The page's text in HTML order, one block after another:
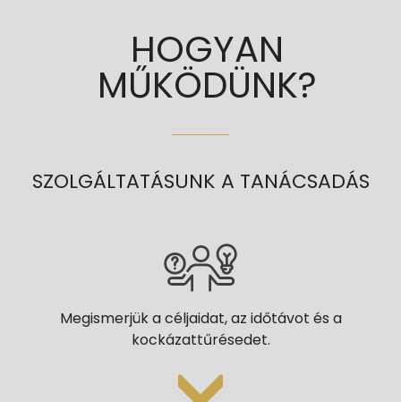
HOGYAN
MŰKÖDÜNK?
SZOLGÁLTATÁSUNK A TANÁCSADÁS
Megismerjük a céljaidat, az időtávot és a
kockázattűrésedet.